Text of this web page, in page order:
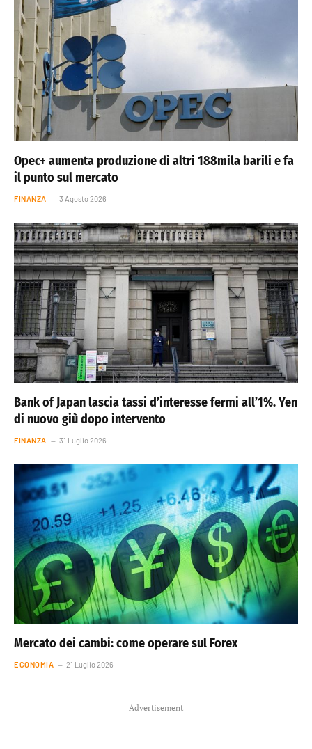
Opec+ aumenta produzione di altri 188mila barili e fa
il punto sul mercato
FINANZA 3 Agosto 2026
Bank of Japan lascia tassi d’interesse fermi all’1%. Yen
di nuovo giù dopo intervento
FINANZA 31 Luglio 2026
Mercato dei cambi: come operare sul Forex
ECONOMIA 21 Luglio 2026
Advertisement